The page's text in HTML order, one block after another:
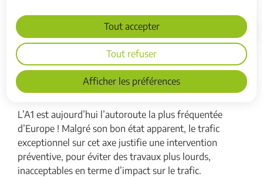
Afficher les préférences
Tout accepter
Tout refuser
Accueil
Du 2 au 14 août 2026
L’A1 est aujourd’hui l’autoroute la plus fréquentée
d’Europe ! Malgré son bon état apparent, le trafic
exceptionnel sur cet axe justifie une intervention
préventive, pour éviter des travaux plus lourds,
inacceptables en terme d’impact sur le trafic.